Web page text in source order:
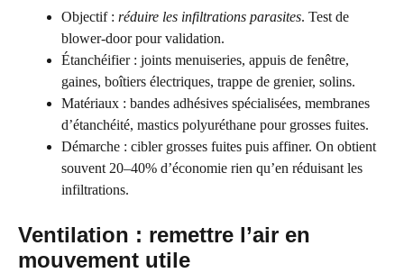
Objectif : réduire les infiltrations parasites. Test de
blower-door pour validation.
Étanchéifier : joints menuiseries, appuis de fenêtre,
gaines, boîtiers électriques, trappe de grenier, solins.
Matériaux : bandes adhésives spécialisées, membranes
d’étanchéité, mastics polyuréthane pour grosses fuites.
Démarche : cibler grosses fuites puis affiner. On obtient
souvent 20–40% d’économie rien qu’en réduisant les
infiltrations.
Ventilation : remettre l’air en
mouvement utile